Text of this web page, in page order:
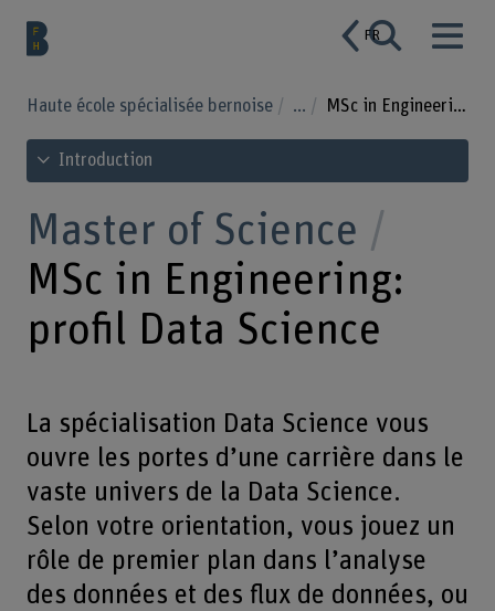
FR
Haute école spécialisée bernoise ... MSc in Engineering: profil Data Science
Voir le sommaire
Introduction
Master of Science
MSc in Engineering:
profil Data Science
La spécialisation Data Science vous
ouvre les portes d’une carrière dans le
vaste univers de la Data Science.
Selon votre orientation, vous jouez un
rôle de premier plan dans l’analyse
des données et des flux de données, ou